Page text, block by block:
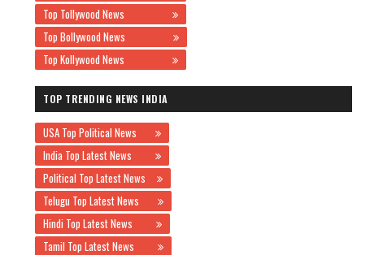
Top Tollywood News
Top Bollywood News
Top Kollywood News
TOP TRENDING NEWS INDIA
USA Top Political News
India Top Latest News
Political Top Latest News
Telugu Top Latest News
Hindi Top Latest News
Tamil Top Latest News